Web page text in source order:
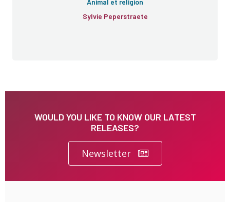
Animal et religion
Sylvie Peperstraete
WOULD YOU LIKE TO KNOW OUR LATEST
RELEASES?
Newsletter